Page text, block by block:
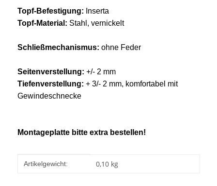
Topf-Befestigung: Inserta
Topf-Material: Stahl, vernickelt
Schließmechanismus: ohne Feder
Seitenverstellung: +/- 2 mm
Tiefenverstellung: + 3/- 2 mm, komfortabel mit
Gewindeschnecke
Montageplatte bitte extra bestellen!
Produkteigenschaft
Wert
Artikelgewicht: 0,10 kg